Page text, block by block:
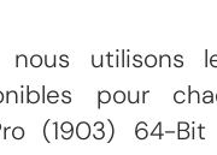
nous utilisons
pour
(1903) 64-